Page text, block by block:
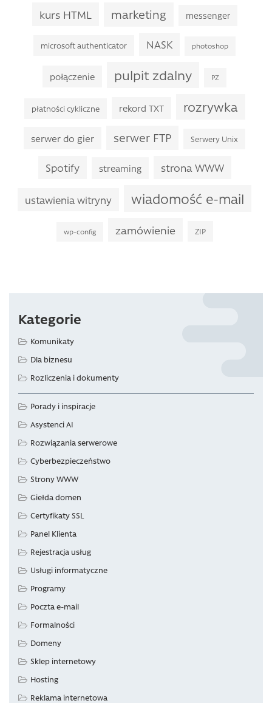
Kategorie
Komunikaty
Dla biznesu
Rozliczenia i dokumenty
Porady i inspiracje
Asystenci AI
Rozwiązania serwerowe
Cyberbezpieczeństwo
Strony WWW
Giełda domen
Certyfikaty SSL
Panel Klienta
Rejestracja usług
Usługi informatyczne
Programy
Poczta e-mail
Formalności
Domeny
Sklep internetowy
Hosting
Reklama internetowa
kurs HTML marketing messenger
microsoft authenticator NASK photoshop
połączenie pulpit zdalny PZ
płatności cykliczne rekord TXT rozrywka
serwer do gier serwer FTP Serwery Unix
Spotify streaming strona WWW
ustawienia witryny wiadomość e-mail
wp-config zamówienie ZIP